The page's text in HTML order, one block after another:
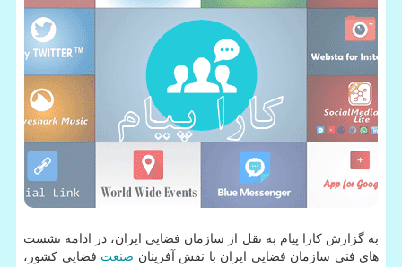
به گزارش كارا پیام به نقل از سازمان فضایی ایران، در ادامه نشست
های فنی سازمان فضایی ایران با نقش آفرینان صنعت فضایی كشور،